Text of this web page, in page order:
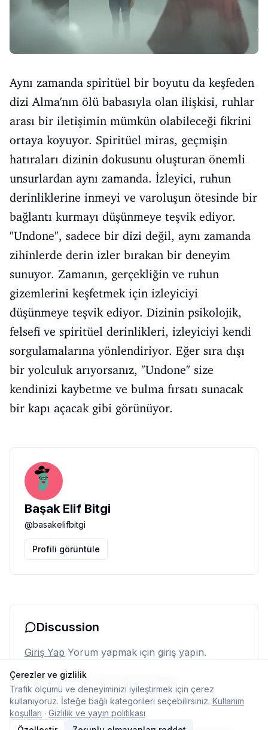
Aynı zamanda spiritüel bir boyutu da keşfeden
dizi Alma'nın ölü babasıyla olan ilişkisi, ruhlar
arası bir iletişimin mümkün olabileceği fikrini
ortaya koyuyor. Spiritüel miras, geçmişin
hatıraları dizinin dokusunu oluşturan önemli
unsurlardan aynı zamanda. İzleyici, ruhun
derinliklerine inmeyi ve varoluşun ötesinde bir
bağlantı kurmayı düşünmeye teşvik ediyor.
"Undone", sadece bir dizi değil, aynı zamanda
zihinlerde derin izler bırakan bir deneyim
sunuyor. Zamanın, gerçekliğin ve ruhun
gizemlerini keşfetmek için izleyiciyi
düşünmeye teşvik ediyor. Dizinin psikolojik,
felsefi ve spiritüel derinlikleri, izleyiciyi kendi
sorgulamalarına yönlendiriyor. Eğer sıra dışı
bir yolculuk arıyorsanız, "Undone" size
kendinizi kaybetme ve bulma fırsatı sunacak
bir kapı açacak gibi görünüyor.
Başak Elif Bitgi
@basakelifbitgi
Profili görüntüle
Discussion
Giriş Yap Yorum yapmak için giriş yapın.
Henüz yorum yok. İlk yorumu siz yapın.
Çerezler ve gizlilik
Trafik ölçümü ve deneyiminizi iyileştirmek için çerez
kullanıyoruz. İsteğe bağlı kategorileri seçebilirsiniz. Kullanım
koşulları · Gizlilik ve yayın politikası